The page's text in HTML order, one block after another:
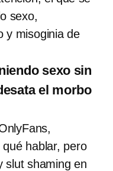
sexo,
y misoginia de
sexo sin
el morbo
hablar, pero
slut shaming en